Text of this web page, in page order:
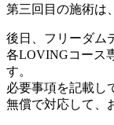
第三回目の施術は
後日、フリーダム
各LOVINGコース
す。
必要事項を記載し
無償で対応して、